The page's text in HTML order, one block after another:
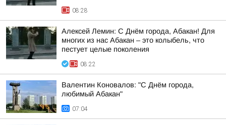
08:28
Алексей Лемин: С Днём города, Абакан! Для
многих из нас Абакан – это колыбель, что
пестует целые поколения
08:22
Валентин Коновалов: "С Днём города,
любимый Абакан"
07:04